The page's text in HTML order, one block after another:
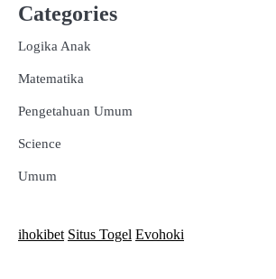
Categories
Logika Anak
Matematika
Pengetahuan Umum
Science
Umum
ihokibet Situs Togel Evohoki